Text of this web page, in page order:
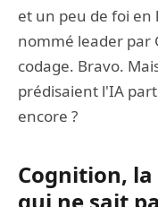
et un peu de foi
nommé leader par
codage. Bravo.
prédisaient l'IA
encore ?
Cognition,
qui ne sait